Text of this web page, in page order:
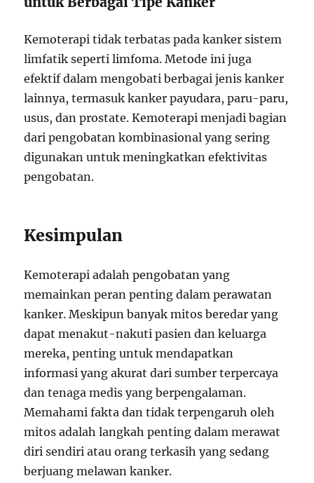
Kemoterapi tidak terbatas pada kanker sistem
limfatik seperti limfoma. Metode ini juga
efektif dalam mengobati berbagai jenis kanker
lainnya, termasuk kanker payudara, paru-paru,
usus, dan prostate. Kemoterapi menjadi bagian
dari pengobatan kombinasional yang sering
digunakan untuk meningkatkan efektivitas
pengobatan.
Kesimpulan
Kemoterapi adalah pengobatan yang
memainkan peran penting dalam perawatan
kanker. Meskipun banyak mitos beredar yang
dapat menakut-nakuti pasien dan keluarga
mereka, penting untuk mendapatkan
informasi yang akurat dari sumber terpercaya
dan tenaga medis yang berpengalaman.
Memahami fakta dan tidak terpengaruh oleh
mitos adalah langkah penting dalam merawat
diri sendiri atau orang terkasih yang sedang
berjuang melawan kanker.